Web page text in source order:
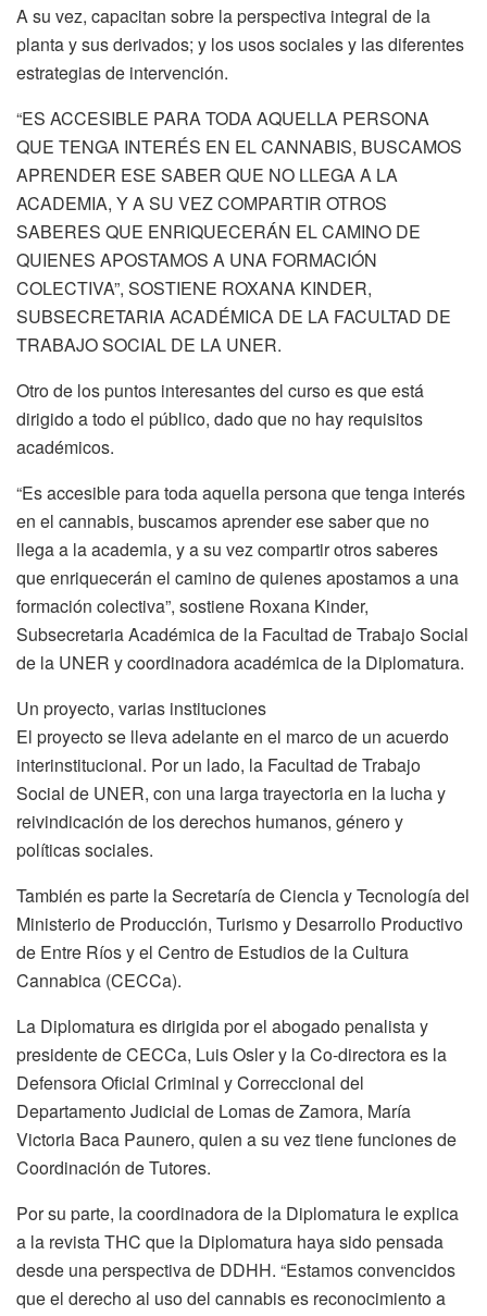
A su vez, capacitan sobre la perspectiva integral de la
planta y sus derivados; y los usos sociales y las diferentes
estrategias de intervención.
“ES ACCESIBLE PARA TODA AQUELLA PERSONA
QUE TENGA INTERÉS EN EL CANNABIS, BUSCAMOS
APRENDER ESE SABER QUE NO LLEGA A LA
ACADEMIA, Y A SU VEZ COMPARTIR OTROS
SABERES QUE ENRIQUECERÁN EL CAMINO DE
QUIENES APOSTAMOS A UNA FORMACIÓN
COLECTIVA”, SOSTIENE ROXANA KINDER,
SUBSECRETARIA ACADÉMICA DE LA FACULTAD DE
TRABAJO SOCIAL DE LA UNER.
Otro de los puntos interesantes del curso es que está
dirigido a todo el público, dado que no hay requisitos
académicos.
“Es accesible para toda aquella persona que tenga interés
en el cannabis, buscamos aprender ese saber que no
llega a la academia, y a su vez compartir otros saberes
que enriquecerán el camino de quienes apostamos a una
formación colectiva”, sostiene Roxana Kinder,
Subsecretaria Académica de la Facultad de Trabajo Social
de la UNER y coordinadora académica de la Diplomatura.
Un proyecto, varias instituciones
El proyecto se lleva adelante en el marco de un acuerdo
interinstitucional. Por un lado, la Facultad de Trabajo
Social de UNER, con una larga trayectoria en la lucha y
reivindicación de los derechos humanos, género y
políticas sociales.
También es parte la Secretaría de Ciencia y Tecnología del
Ministerio de Producción, Turismo y Desarrollo Productivo
de Entre Ríos y el Centro de Estudios de la Cultura
Cannabica (CECCa).
La Diplomatura es dirigida por el abogado penalista y
presidente de CECCa, Luis Osler y la Co-directora es la
Defensora Oficial Criminal y Correccional del
Departamento Judicial de Lomas de Zamora, María
Victoria Baca Paunero, quien a su vez tiene funciones de
Coordinación de Tutores.
Por su parte, la coordinadora de la Diplomatura le explica
a la revista THC que la Diplomatura haya sido pensada
desde una perspectiva de DDHH. “Estamos convencidos
que el derecho al uso del cannabis es reconocimiento a